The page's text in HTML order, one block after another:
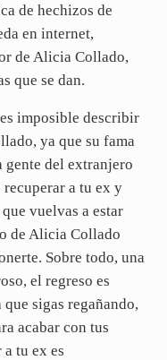
de hechizos de
en internet,
de Alicia Collado,
que se dan.
imposible describir
ya que su fama
gente del extranjero
a tu ex y
vuelvas a estar
de Alicia Collado
Sobre todo, una
el regreso es
sigas regañando,
acabar con tus
tu ex es